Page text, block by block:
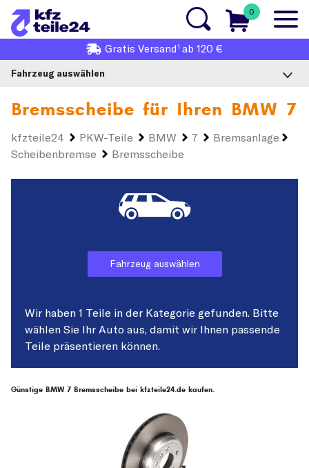
0
Gratis Versand1 ab 120 €
Fahrzeug auswählen
Bremsscheibe für Ihren BMW 7
kfzteile24 PKW-Teile BMW 7
Bremsanlage
Scheibenbremse
Bremsscheibe
Fahrzeug auswählen
Wir haben 1 Teile in der Kategorie gefunden. Bitte
wählen Sie Ihr Auto aus, damit wir Ihnen passende
Teile präsentieren können.
Günstige BMW 7 Bremsscheibe bei kfzteile24.de kaufen.